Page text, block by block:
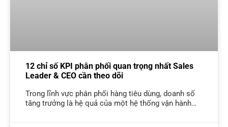
12 chỉ số KPI phân phối quan trọng nhất Sales
Leader & CEO cần theo dõi
Trong lĩnh vực phân phối hàng tiêu dùng, doanh số
tăng trưởng là hệ quả của một hệ thống vận hành